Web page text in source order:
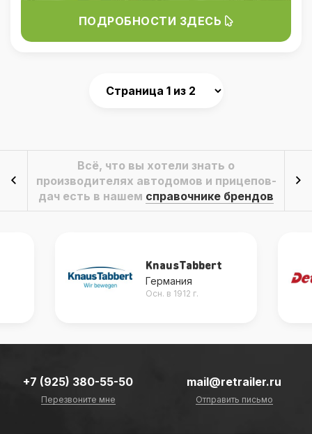
ПОДРОБНОСТИ ЗДЕСЬ
Всё, что вы хотели знать о
производителях автодомов и прицепов-
дач есть в нашем справочнике брендов
KnausTabbert
Германия
Осн. в 1912 г.
+7 (925) 380-55-50
Перезвоните мне
mail@retrailer.ru
Отправить письмо